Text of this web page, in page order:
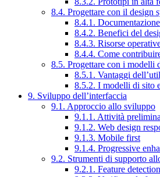
8.4. Progettare con il design
8.4.1. Documentazione
8.4.2. Benefici del
8.4.3. Risorse
8.4.4. Come
8.5. Progettare con i modelli
8.5.1. Vantaggi
8.5.2. I modelli di sito
9. Sviluppo dell’interfaccia
9.1. Approccio allo sviluppo
9.1.1. Attività
9.1.2. Web design
9.1.3. Mobile first
9.1.4. Progressive
9.2. Strumenti di supporto
9.2.1. Feature detection